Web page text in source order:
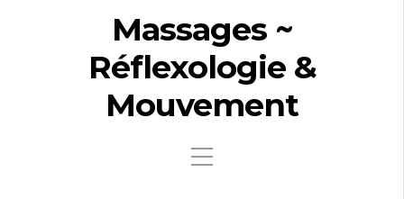
Massages ~
Réflexologie &
Mouvement